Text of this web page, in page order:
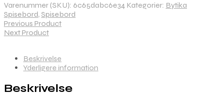
Varenummer (SKU): 6c65dabc6e34 Kategorier: Bytika
Spisebord, Spisebord
Previous Product
Next Product
Beskrivelse
Yderligere information
Beskrivelse